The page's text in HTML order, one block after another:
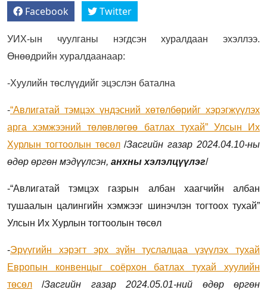
Facebook Twitter
УИХ-ын чуулганы нэгдсэн хуралдаан эхэллээ.
Өнөөдрийн хуралдаанаар:
-Хуулийн төслүүдийг эцэслэн батална
-“Авлигатай тэмцэх үндэсний хөтөлбөрийг хэрэгжүүлэх
арга хэмжээний төлөвлөгөө батлах тухай” Улсын Их
Хурлын тогтоолын төсөл/Засгийн газар 2024.04.10-ны
өдөр өргөн мэдүүлсэн, анхны хэлэлцүүлэг/
-“Авлигатай тэмцэх газрын албан хаагчийн албан
тушаалын цалингийн хэмжээг шинэчлэн тогтоох тухай”
Улсын Их Хурлын тогтоолын төсөл
-Эрүүгийн хэрэгт эрх зүйн туслалцаа үзүүлэх тухай
Европын конвенцыг соёрхон батлах тухай хуулийн
төсөл /Засгийн газар 2024.05.01-ний өдөр өргөн